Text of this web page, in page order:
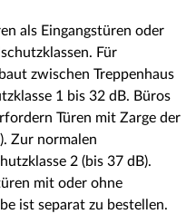
als Eingangstüren oder
Für
zwischen Treppenhaus
1 bis 32 dB. Büros
Türen mit Zarge der
Zur normalen
2 (bis 37 dB).
mit oder ohne
ist separat zu bestellen.